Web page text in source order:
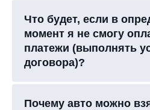
Что будет, если в
момент я не смогу
платежи (выполнять
договора)?
Почему авто можно